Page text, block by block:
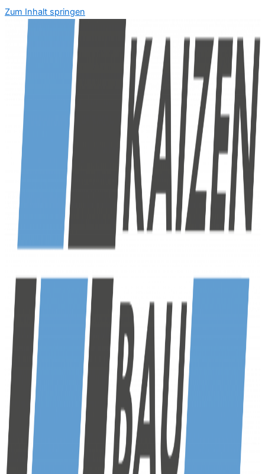
Zum Inhalt springen